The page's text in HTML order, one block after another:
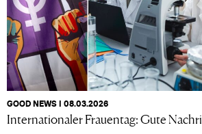
GOOD NEWS I 08.03.2026
Internationaler Frauentag: Gute